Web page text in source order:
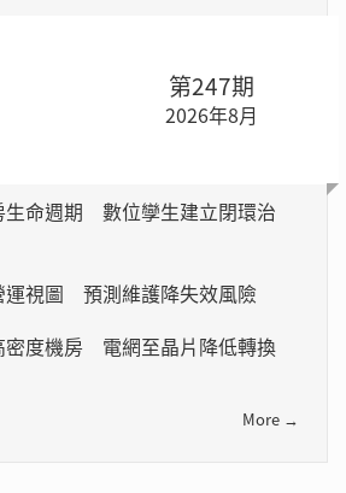
第247期
2026年8月
生命週期 數位孿生建立閉環治
運視圖 預測維護降失效風險
密度機房 電網至晶片降低轉換
More →